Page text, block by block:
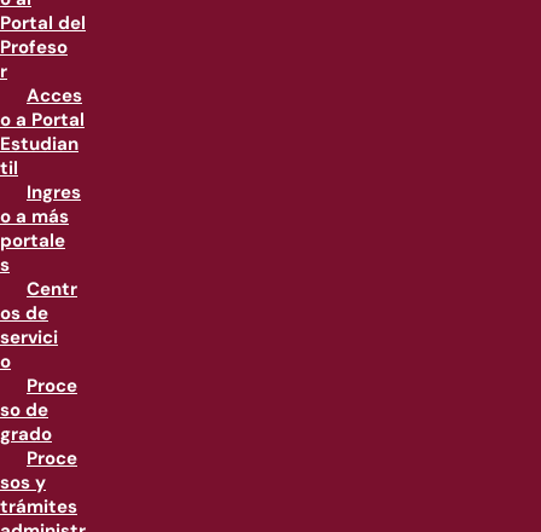
Portal del
Profeso
r
Acces
o a Portal
Estudian
til
Ingres
o a más
portale
s
Centr
os de
servici
o
Proce
so de
grado
Proce
sos y
trámites